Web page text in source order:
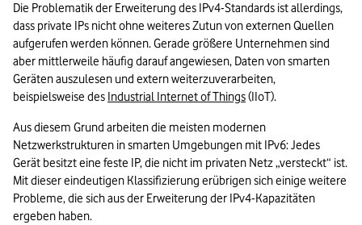
Die Problematik der Erweiterung des IPv4-Standards ist allerdings,
dass private IPs nicht ohne weiteres Zutun von externen Quellen
aufgerufen werden können. Gerade größere Unternehmen sind
aber mittlerweile häufig darauf angewiesen, Daten von smarten
Geräten auszulesen und extern weiterzuverarbeiten,
beispielsweise des Industrial Internet of Things (IIoT).
Aus diesem Grund arbeiten die meisten modernen
Netzwerkstrukturen in smarten Umgebungen mit IPv6: Jedes
Gerät besitzt eine feste IP, die nicht im privaten Netz „versteckt“ ist.
Mit dieser eindeutigen Klassifizierung erübrigen sich einige weitere
Probleme, die sich aus der Erweiterung der IPv4-Kapazitäten
ergeben haben.